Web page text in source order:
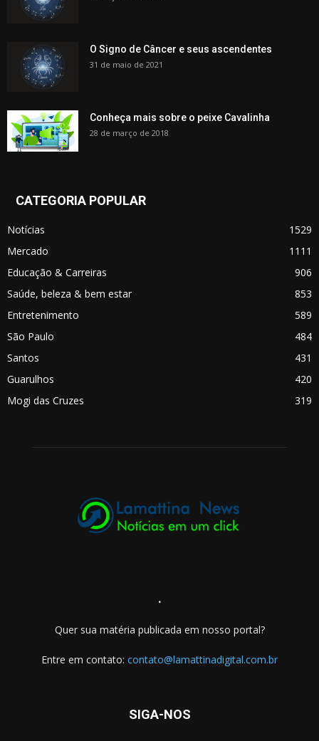
O Signo de Câncer e seus ascendentes
31 de maio de 2021
Conheça mais sobre o peixe Cavalinha
28 de março de 2018
CATEGORIA POPULAR
Notícias
1529
Mercado
1111
Educação & Carreiras
906
Saúde, beleza & bem estar
853
Entretenimento
589
São Paulo
484
Santos
431
Guarulhos
420
Mogi das Cruzes
319
.
Quer sua matéria publicada em nosso portal?
Entre em contato: contato@lamattinadigital.com.br
SIGA-NOS